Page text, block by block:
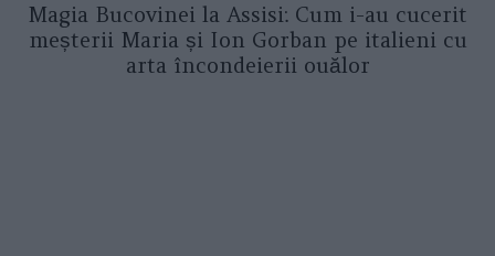
Magia Bucovinei la Assisi: Cum i-au cucerit
meșterii Maria și Ion Gorban pe italieni cu
arta încondeierii ouălor